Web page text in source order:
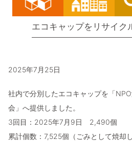
エコキャップをリサイク
2025年7月25日
社内で分別したエコキャップを「
会」へ提供しました。
3回目：2025年7月9日 2,490個
累計個数：7,525個（ごみとして焼却